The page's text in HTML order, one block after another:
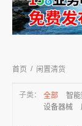
首页 / 闲置清货
子类： 全部 智
设备器械